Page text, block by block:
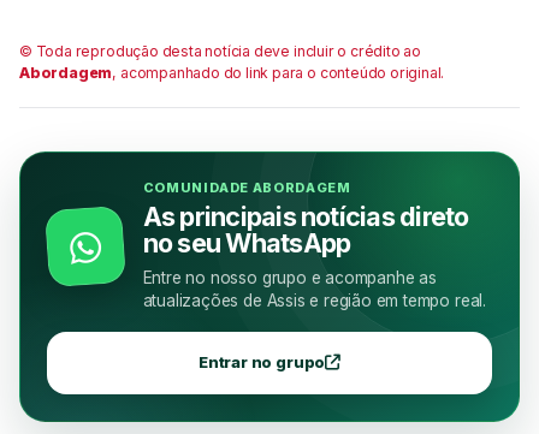
© Toda reprodução desta notícia deve incluir o crédito ao
Abordagem, acompanhado do link para o conteúdo original.
COMUNIDADE ABORDAGEM
As principais notícias direto
no seu WhatsApp
Entre no nosso grupo e acompanhe as
atualizações de Assis e região em tempo real.
Entrar no grupo